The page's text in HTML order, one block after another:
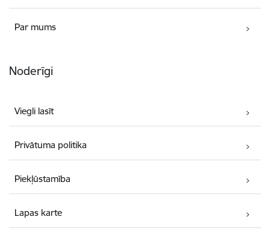
Par mums
Noderīgi
Viegli lasīt
Privātuma politika
Piekļūstamība
Lapas karte